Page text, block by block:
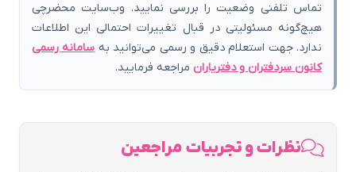
تماس تلفنی وضعیت را بررسی نمایید. وب‌سایت محضرچی
هیچ‌گونه مسئولیتی در قبال تغییرات احتمالی این اطلاعات
ندارد. جهت استعلام دقیق و رسمی می‌توانید بهسامانه رسمی
کانون سردفتران و دفتریاران مراجعه فرمایید.
نظرات و تجربیات مراجعین